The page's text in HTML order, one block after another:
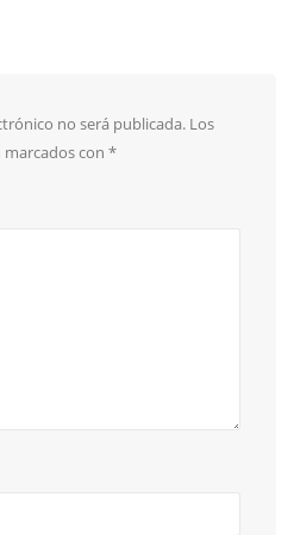
no será publicada. Los
con *